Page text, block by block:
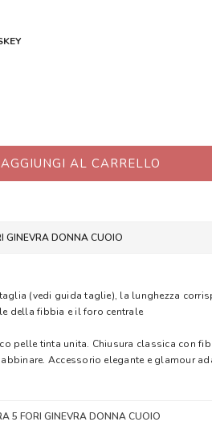
AGGIUNGI AL CARRELLO
GINEVRA DONNA CUOIO
(vedi guida taglie), la lunghezza
della fibbia e il foro centrale
pelle tinta unita. Chiusura classica con
Accessorio elegante e glamour
5 FORI GINEVRA DONNA CUOIO